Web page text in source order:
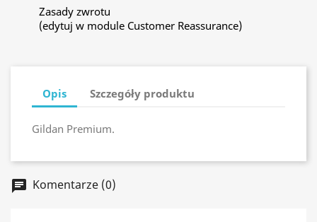
Zasady zwrotu
(edytuj w module Customer Reassurance)
Opis Szczegóły produktu
Gildan Premium.
chat Komentarze (0)